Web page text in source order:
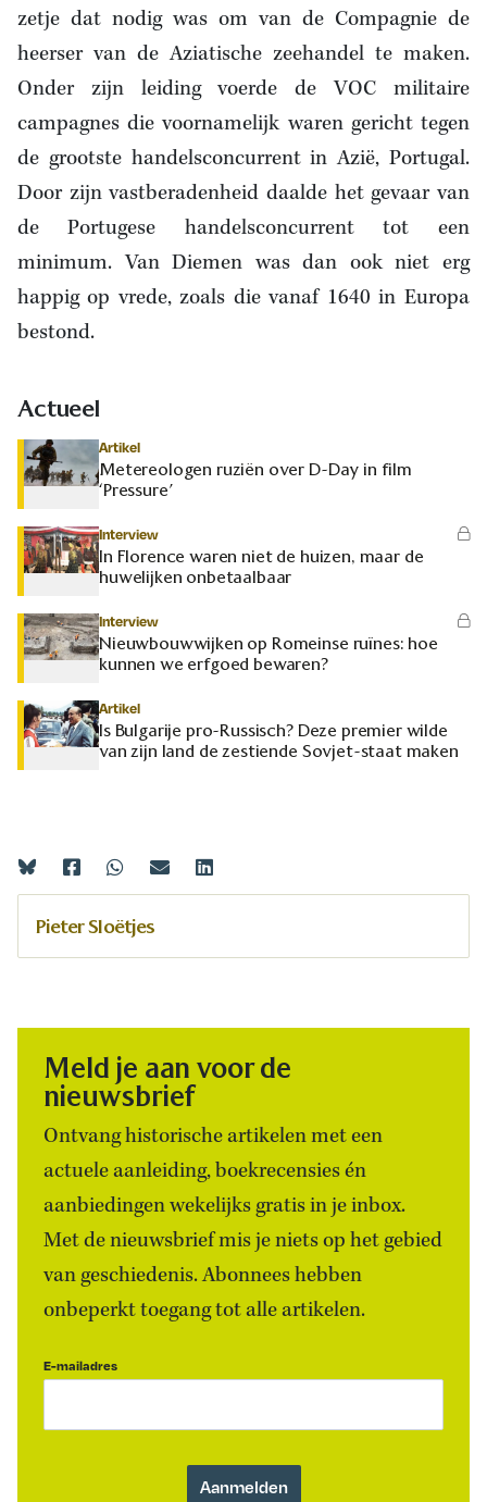
zetje dat nodig was om van de Compagnie de
heerser van de Aziatische zeehandel te maken.
Onder zijn leiding voerde de VOC militaire
campagnes die voornamelijk waren gericht tegen
de grootste handelsconcurrent in Azië, Portugal.
Door zijn vastberadenheid daalde het gevaar van
de Portugese handelsconcurrent tot een
minimum. Van Diemen was dan ook niet erg
happig op vrede, zoals die vanaf 1640 in Europa
bestond.
Actueel
Artikel
Metereologen ruziën over D-Day in film
‘Pressure’
Interview
In Florence waren niet de huizen, maar de
huwelijken onbetaalbaar
Interview
Nieuwbouwwijken op Romeinse ruïnes: hoe
kunnen we erfgoed bewaren?
Artikel
Is Bulgarije pro-Russisch? Deze premier wilde
van zijn land de zestiende Sovjet-staat maken
Pieter Sloëtjes
Meld je aan voor de
nieuwsbrief
Ontvang historische artikelen met een
actuele aanleiding, boekrecensies én
aanbiedingen wekelijks gratis in je inbox.
Met de nieuwsbrief mis je niets op het gebied
van geschiedenis. Abonnees hebben
onbeperkt toegang tot alle artikelen.
E-mailadres